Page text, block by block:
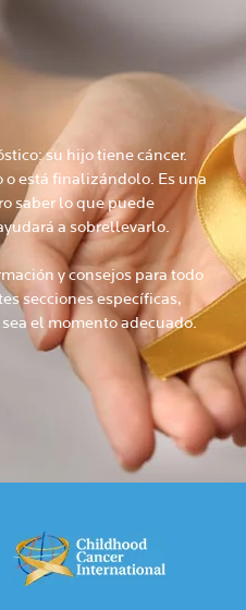
su hijo tiene cáncer.
está finalizándolo. Es una
saber lo que puede
a sobrellevarlo.
y consejos para todo
secciones específicas,
el momento adecuado.